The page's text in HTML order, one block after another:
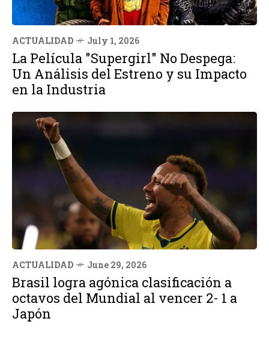
ACTUALIDAD July 1, 2026
La Película "Supergirl" No Despega:
Un Análisis del Estreno y su Impacto
en la Industria
ACTUALIDAD June 29, 2026
Brasil logra agónica clasificación a
octavos del Mundial al vencer 2- 1 a
Japón